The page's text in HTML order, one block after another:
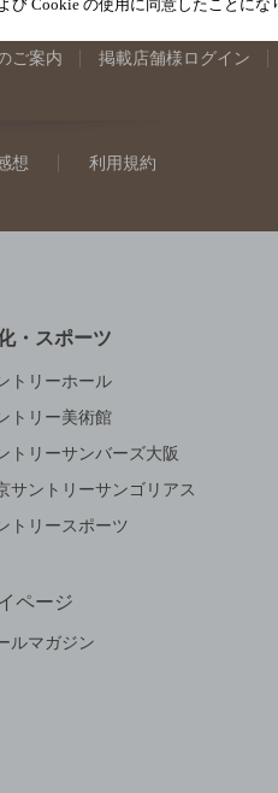
ご案内 掲載店舗様ログイン
想 利用規約
・スポーツ
トリーホール
トリー美術館
トリーサンバーズ大阪
サントリーサンゴリアス
トリースポーツ
ページ
ルマガジン
び Cookie の使用に同意したことにな